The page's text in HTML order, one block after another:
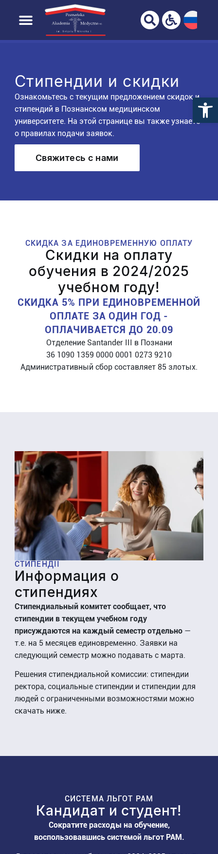
Перейти к
содержанию
ВАШ БРАУЗЕР НЕ ПОЛНОСТЬЮ
ПОДДЕРЖИВАЕТСЯ!
Домашняя страница Студент
Стипендии и скидки
Ознакомьтесь с текущим предложением скидок и
стипендий в Познанском медицинском
университете. На этой странице вы также узнаете
о правилах подачи заявок.
Свяжитесь с нами
СКИДКА ЗА ЕДИНОВРЕМЕННУЮ ОПЛАТУ
Скидки на оплату
обучения в 2024/2025
учебном году!
СКИДКА 5% ПРИ ЕДИНОВРЕМЕННОЙ
ОПЛАТЕ ЗА ОДИН ГОД -
ОПЛАЧИВАЕТСЯ ДО 20.09
Отделение Santander III в Познани
36 1090 1359 0000 0001 0273 9210
Административный сбор составляет 85 злотых.
СТИПЕНДІЇ
Информация о
стипендиях
Стипендиальный комитет сообщает, что
стипендии в текущем учебном году
присуждаются на каждый семестр отдельно —
т.е. на 5 месяцев единовременно. Заявки на
следующий семестр можно подавать с марта.
Решения стипендиальной комиссии: стипендии
ректора, социальные стипендии и стипендии для
людей с ограниченными возможностями можно
скачать ниже.
СИСТЕМА ЛЬГОТ PAM
Кандидат и студент!
Сократите расходы на обучение,
воспользовавшись системой льгот PAM.